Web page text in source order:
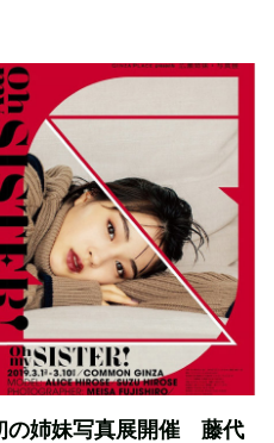
の姉妹写真展開催 藤代